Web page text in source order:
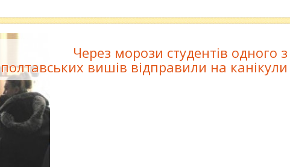
Через морози студентів одного з
полтавських вишів відправили на канікули